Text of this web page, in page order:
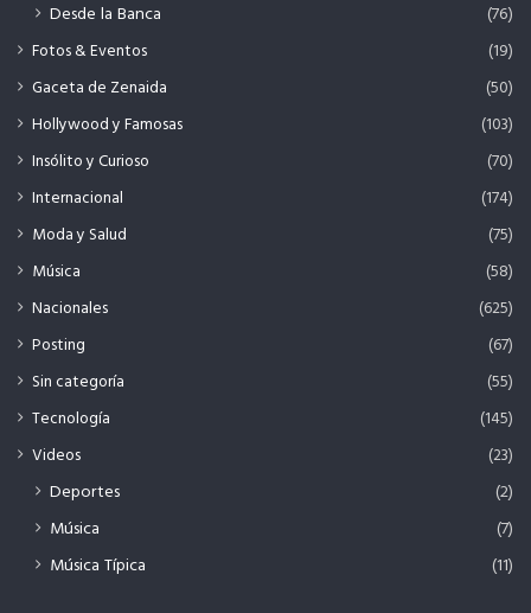
Desde la Banca (76)
Fotos & Eventos
(19)
Gaceta de Zenaida
(50)
Hollywood y Famosas
(103)
Insólito y Curioso
(70)
Internacional
(174)
Moda y Salud
(75)
Música
(58)
Nacionales
(625)
Posting
(67)
Sin categoría
(55)
Tecnología
(145)
Videos
(23)
Deportes
(2)
Música
(7)
Música Típica
(11)